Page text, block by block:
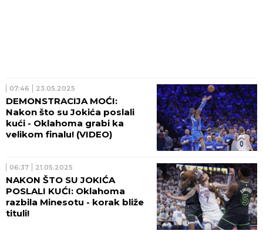
07:46 23.05.2025
DEMONSTRACIJA MOĆI:
Nakon što su Jokića poslali
kući - Oklahoma grabi ka
velikom finalu! (VIDEO)
06:37 21.05.2025
NAKON ŠTO SU JOKIĆA
POSLALI KUĆI: Oklahoma
razbila Minesotu - korak bliže
tituli!